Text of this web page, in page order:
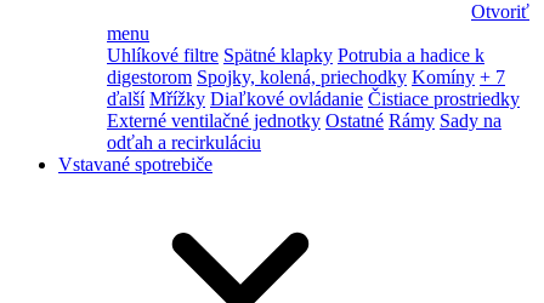
Otvoriť
menu
Uhlíkové filtre Spätné klapky Potrubia a hadice k
digestorom Spojky, kolená, priechodky Komíny + 7
ďalší Mřížky Diaľkové ovládanie Čistiace prostriedky
Externé ventilačné jednotky Ostatné Rámy Sady na
odťah a recirkuláciu
Vstavané spotrebiče